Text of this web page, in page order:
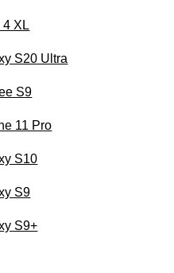
4 XL
S20 Ultra
S9
11 Pro
S10
S9
S9+